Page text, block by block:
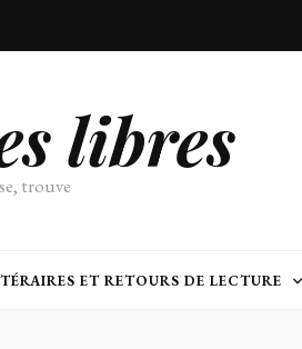
libres
trouve
ET RETOURS DE LECTURE